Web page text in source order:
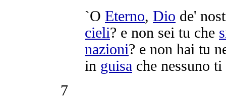
`O Eterno, Dio de'
cieli? e non sei tu che
nazioni? e non hai tu
in guisa che nessuno
7